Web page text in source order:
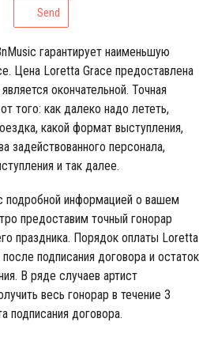
Send
гарантирует наименьшую
Цена Loretta Grace предоставлена
окончательной. Точная
того: как далеко надо лететь,
какой формат выступления,
задействованного персонала,
и так далее.
подробной информацией о вашем
предоставим точный гонорар
праздника. Порядок оплаты Loretta
подписания договора и остаток
В ряде случаев артист
весь гонорар в течение 3
подписания договора.